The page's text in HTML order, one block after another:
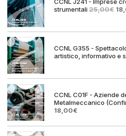
strumentali25,00€ Il
CCNL G355 -
artistico, informativo e
CCNL C01F - Aziende
Metalmeccanico
Il
originale
18,00€Il
attuale